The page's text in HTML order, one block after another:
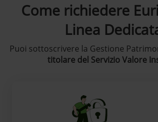
Come richiedere
Linea
Puoi sottoscrivere la Gestione
titolare del Servizio Valore